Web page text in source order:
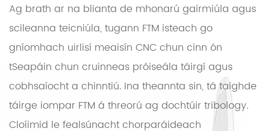
Ag brath ar na blianta de mhonarú gairmiúla agus
scileanna teicniúla, tugann FTM isteach go
gníomhach uirlisí meaisín CNC chun cinn ón
tSeapáin chun cruinneas próiseála táirgí agus
cobhsaíocht a chinntiú. Ina theannta sin, tá taighde
táirge iompar FTM á threorú ag dochtúir tribology.
Cloíimid le fealsúnacht chorparáideach